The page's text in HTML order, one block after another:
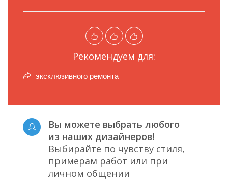
Рекомендуем для:
эксклюзивного ремонта
Вы можете выбрать любого
из наших дизайнеров!
Выбирайте по чувству стиля,
примерам работ или при
личном общении